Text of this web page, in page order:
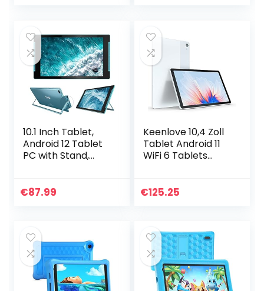
10.1 Inch Tablet,
Android 12 Tablet
PC with Stand,
GMS, 2GB RAM,
€87.99
Keenlove 10,4 Zoll
Tablet Android 11
WiFi 6 Tablets
Core 3GB RAM
€125.25